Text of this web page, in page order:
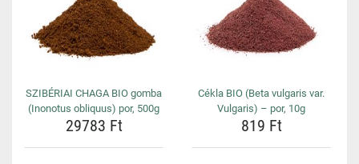
SZIBÉRIAI CHAGA BIO gomba
(Inonotus obliquus) por, 500g
29783 Ft
Cékla BIO (Beta vulgaris var.
Vulgaris) – por, 10g
819 Ft